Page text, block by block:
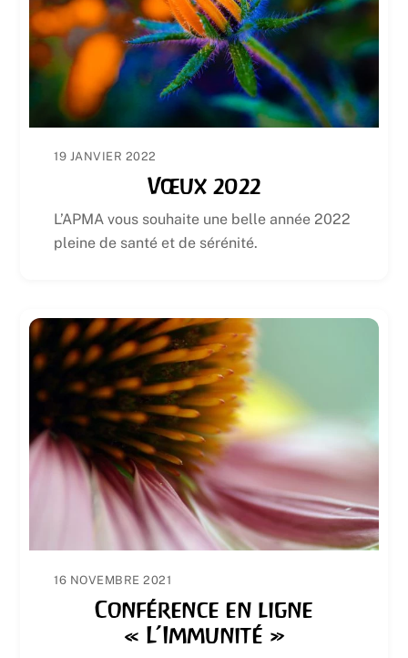
19 JANVIER 2022
Vœux 2022
L’APMA vous souhaite une belle année 2022
pleine de santé et de sérénité.
16 NOVEMBRE 2021
Conférence en ligne
« L’Immunité »